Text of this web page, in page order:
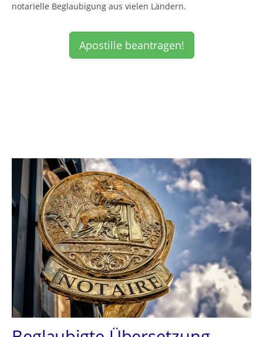
notarielle Beglaubigung aus vielen Ländern.
Apostille beantragen!